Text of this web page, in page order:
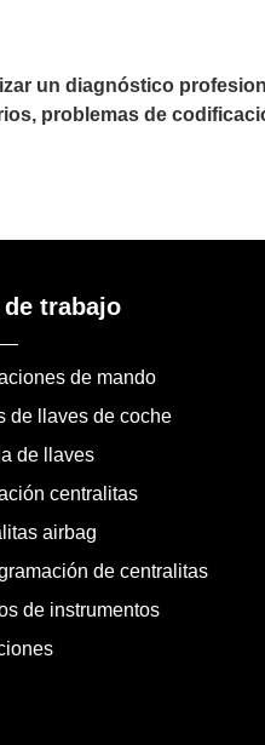
un diagnóstico
problemas de
de trabajo
de mando
de llaves de coche
de llaves
centralitas
airbag
de centralitas
de instrumentos